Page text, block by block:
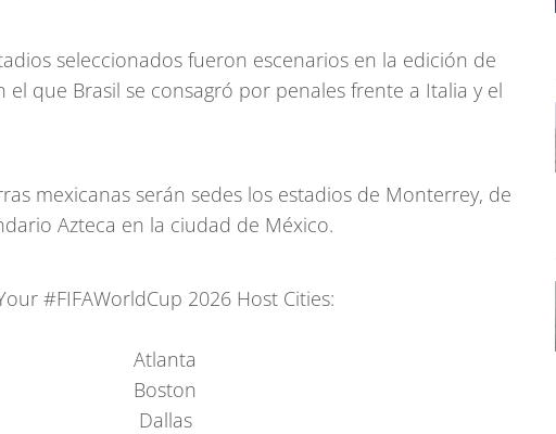
seleccionados fueron escenarios en la edición de
el que Brasil se consagró por penales frente a Italia y el
mexicanas serán sedes los estadios de Monterrey, de
Azteca en la ciudad de México.
#FIFAWorldCup 2026 Host Cities:
Atlanta
Boston
Dallas